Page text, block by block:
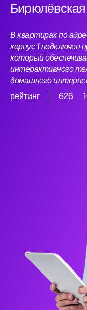
В квартирах по
корпус 1
который
интерактивного
домашнего
рейтинг
626